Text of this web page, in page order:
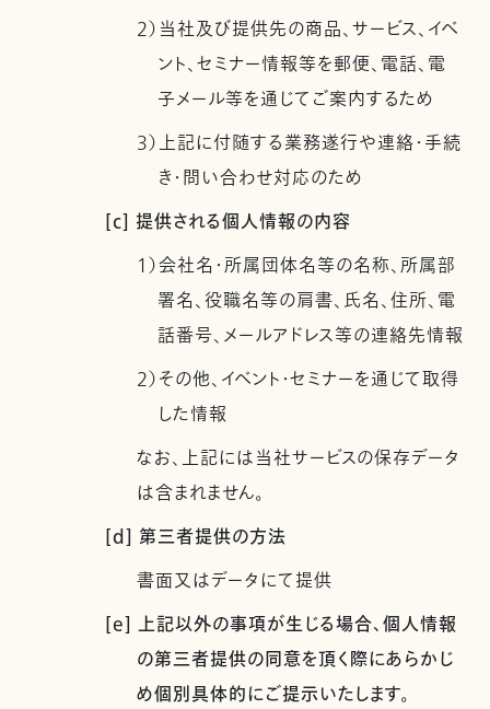
2）当社及び提供先の商品、サービス、イベ
ント、セミナー情報等を郵便、電話、電
子メール等を通じてご案内するため
3）上記に付随する業務遂行や連絡・手続
き・問い合わせ対応のため
[c] 提供される個人情報の内容
1）会社名・所属団体名等の名称、所属部
署名、役職名等の肩書、氏名、住所、電
話番号、メールアドレス等の連絡先情報
2）その他、イベント・セミナーを通じて取得
した情報
なお、上記には当社サービスの保存データ
は含まれません。
[d] 第三者提供の方法
書面又はデータにて提供
[e] 上記以外の事項が生じる場合、個人情報
の第三者提供の同意を頂く際にあらかじ
め個別具体的にご提示いたします。